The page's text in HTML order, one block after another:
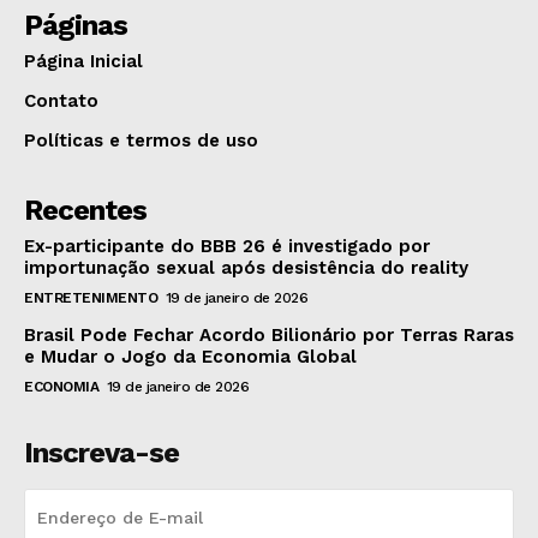
Páginas
Página Inicial
Contato
Políticas e termos de uso
Recentes
Ex-participante do BBB 26 é investigado por
importunação sexual após desistência do reality
ENTRETENIMENTO 19 de janeiro de 2026
Brasil Pode Fechar Acordo Bilionário por Terras Raras
e Mudar o Jogo da Economia Global
ECONOMIA 19 de janeiro de 2026
Inscreva-se